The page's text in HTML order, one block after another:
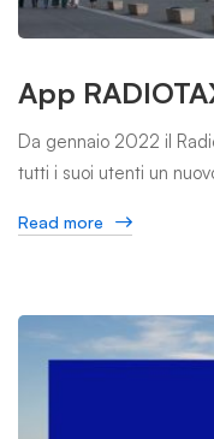
App
Da gennaio 2022 il
tutti i suoi utenti un
Read more